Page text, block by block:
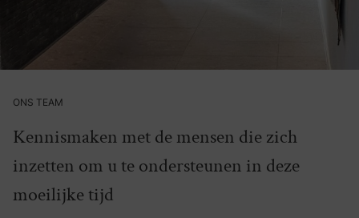
ONS TEAM
Kennismaken met de mensen die zich
inzetten om u te ondersteunen in deze
moeilijke tijd